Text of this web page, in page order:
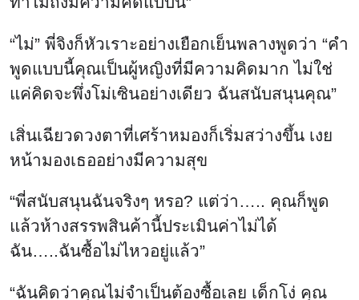
“ไม่” พี่จิงก็หัวเราะอย่างเยือกเย็นพลางพูดว่า “คำ
พูดแบบนี้คุณเป็นผู้หญิงที่มีความคิดมาก ไม่ใช่
แค่คิดจะพึ่งโม่เซินอย่างเดียว ฉันสนับสนุนคุณ”
เสิ่นเฉียวดวงตาที่เศร้าหมองก็เริ่มสว่างขึ้น เงย
หน้ามองเธออย่างมีความสุข
“พี่สนับสนุนฉันจริงๆ หรอ? แต่ว่า….. คุณก็พูด
แล้วห้างสรรพสินค้านี้ประเมินค่าไม่ได้
ฉัน…..ฉันซื้อไม่ไหวอยู่แล้ว”
“ฉันคิดว่าคุณไม่จำเป็นต้องซื้อเลย เด็กโง่ คุณ